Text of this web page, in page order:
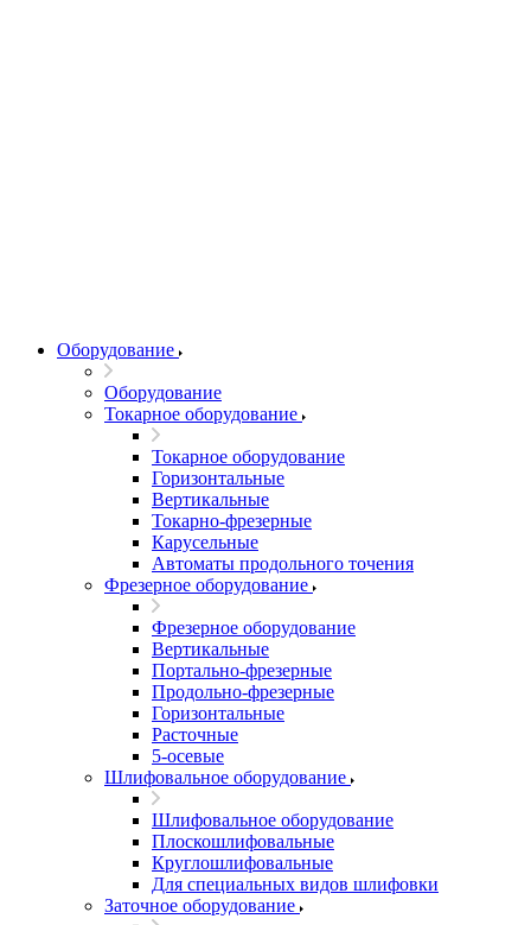
Оборудование
Оборудование
Токарное оборудование
Токарное оборудование
Горизонтальные
Вертикальные
Токарно-фрезерные
Карусельные
Автоматы продольного точения
Фрезерное оборудование
Фрезерное оборудование
Вертикальные
Портально-фрезерные
Продольно-фрезерные
Горизонтальные
Расточные
5-осевые
Шлифовальное оборудование
Шлифовальное оборудование
Плоскошлифовальные
Круглошлифовальные
Для специальных видов шлифовки
Заточное оборудование